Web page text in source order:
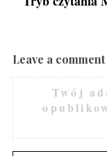
Leave a comment
Twój